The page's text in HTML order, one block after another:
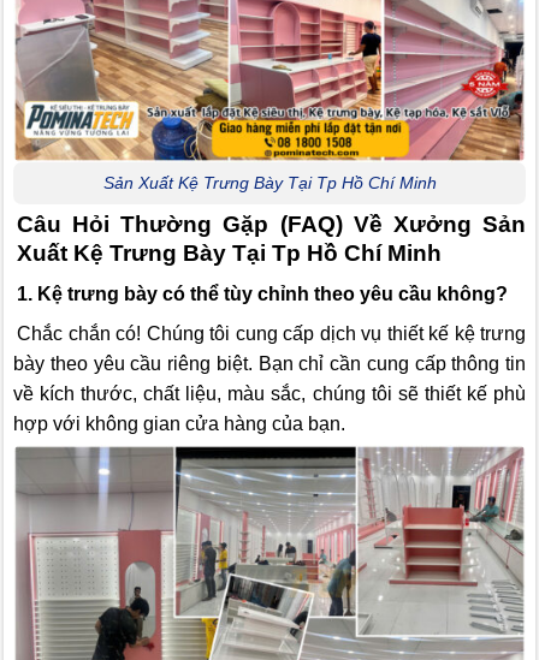
Sản Xuất Kệ Trưng Bày Tại Tp Hồ Chí Minh
Câu Hỏi Thường Gặp (FAQ) Về Xưởng Sản
Xuất Kệ Trưng Bày Tại Tp Hồ Chí Minh
1. Kệ trưng bày có thể tùy chỉnh theo yêu cầu không?
Chắc chắn có! Chúng tôi cung cấp dịch vụ thiết kế kệ trưng
bày theo yêu cầu riêng biệt. Bạn chỉ cần cung cấp thông tin
về kích thước, chất liệu, màu sắc, chúng tôi sẽ thiết kế phù
hợp với không gian cửa hàng của bạn.